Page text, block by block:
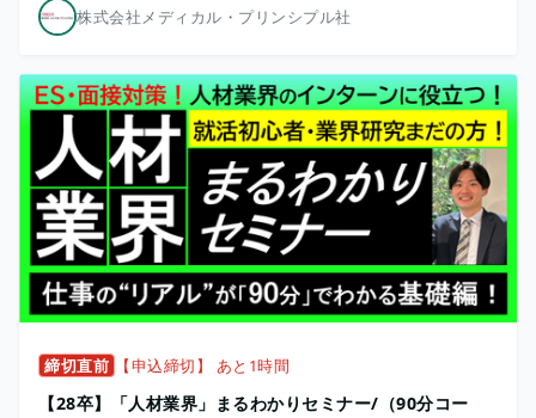
株式会社メディカル・プリンシプル社
締切直前 【申込締切】 あと1時間
【28卒】「人材業界」まるわかりセミナー/（90分コー